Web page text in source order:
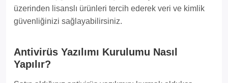
üzerinden lisanslı ürünleri tercih ederek veri ve kimlik
güvenliğinizi sağlayabilirsiniz.
Antivirüs Yazılımı Kurulumu Nasıl
Yapılır?